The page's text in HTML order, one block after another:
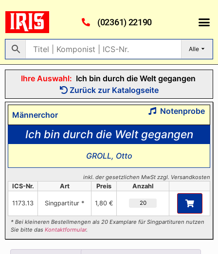
(02361) 22190
Alle
Ihre Auswahl: Ich bin durch die Welt gegangen
Zurück zur Katalogseite
Männerchor Notenprobe
Ich bin durch die Welt gegangen
GROLL, Otto
inkl. der gesetzlichen MwSt zzgl. Versandkosten
ICS-Nr. Art Preis Anzahl
1173.13 Singpartitur * 1,80 €
* Bei kleineren Bestellmengen als 20 Examplare für Singpartituren nutzen
Sie bitte dasKontaktformular.